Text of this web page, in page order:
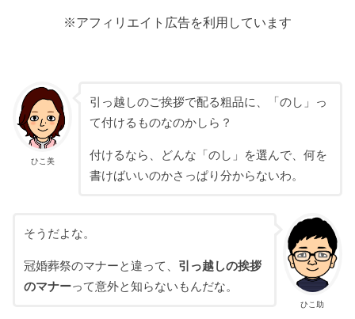
※アフィリエイト広告を利用しています
ひこ美
引っ越しのご挨拶で配る粗品に、「のし」っ
て付けるものなのかしら？
付けるなら、どんな「のし」を選んで、何を
書けばいいのかさっぱり分からないわ。
ひこ助
そうだよな。
冠婚葬祭のマナーと違って、 引っ越しの挨拶
のマナーって意外と知らないもんだな。